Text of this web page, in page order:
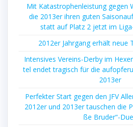
Mit Kata­stro­phen­leis­tung gegen
die 2013er ihren guten
statt auf Platz 2 jetzt im
2012er Jahr­gang erhält neue
Inten­si­ves Ver­eins-Der­by im
tel endet tra­gisch für die
2013er
Per­fek­ter Start gegen den JFV
2012er und 2013er tau­schen die
ße Bruder“-